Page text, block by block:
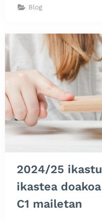
Blog
2024/25
ikastea
C1 mailetan